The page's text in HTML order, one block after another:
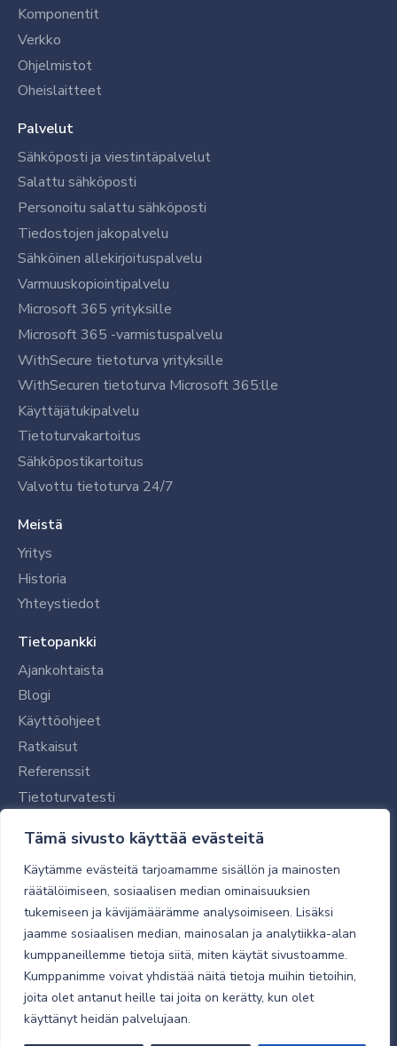
Tämä sivusto käyttää evästeitä
Käytämme evästeitä tarjoamamme sisällön ja mainosten
räätälöimiseen, sosiaalisen median ominaisuuksien
tukemiseen ja kävijämäärämme analysoimiseen. Lisäksi
jaamme sosiaalisen median, mainosalan ja analytiikka-alan
kumppaneillemme tietoja siitä, miten käytät sivustoamme.
Kumppanimme voivat yhdistää näitä tietoja muihin tietoihin,
joita olet antanut heille tai joita on kerätty, kun olet
käyttänyt heidän palvelujaan.
Komponentit
Verkko
Ohjelmistot
Oheislaitteet
Palvelut
Sähköposti ja viestintäpalvelut
Salattu sähköposti
Personoitu salattu sähköposti
Tiedostojen jakopalvelu
Sähköinen allekirjoituspalvelu
Varmuuskopiointipalvelu
Microsoft 365 yrityksille
Microsoft 365 -varmistuspalvelu
WithSecure tietoturva yrityksille
WithSecuren tietoturva Microsoft 365:lle
Käyttäjätukipalvelu
Tietoturvakartoitus
Sähköpostikartoitus
Valvottu tietoturva 24/7
Meistä
Yritys
Historia
Yhteystiedot
Tietopankki
Ajankohtaista
Blogi
Käyttöohjeet
Ratkaisut
Referenssit
Tietoturvatesti
Tilaajalle
Toimitustavat ja -kulut
Verkkokaupan yleiset ehdot
Toimitusehdot
Tietosuojaseloste
Tietoturva